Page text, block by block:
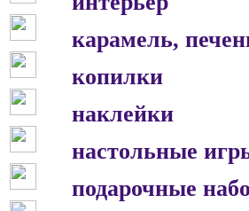
карамель,
копилки
наклейки
настольные
подарочные